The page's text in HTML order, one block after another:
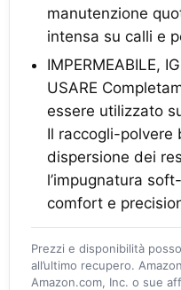
manutenzione
intensa su calli e
IMPERMEABILE,
USARE
essere utilizzato
Il raccogli-polvere
dispersione dei
l’impugnatura
comfort e
Prezzi e disponibilità
all’ultimo recupero.
Amazon.com, Inc. o sue